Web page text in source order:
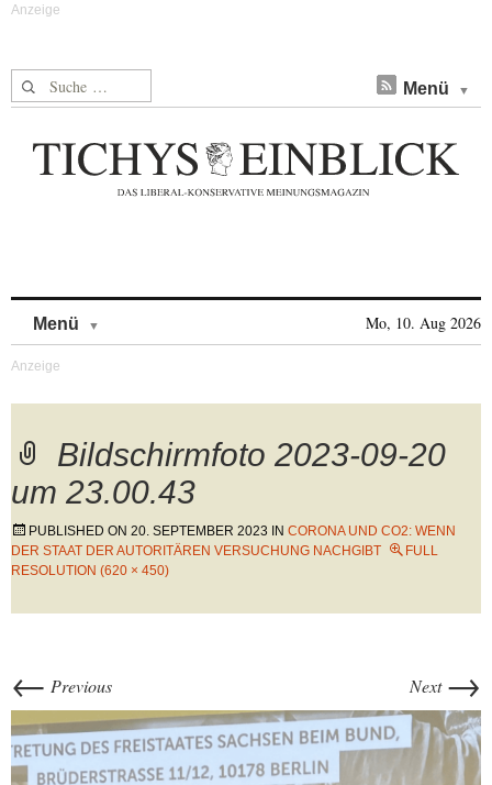
Suche nach: Menü
Menü Mo, 10. Aug 2026
Bildschirmfoto 2023-09-20
um 23.00.43
PUBLISHED ON 20. SEPTEMBER 2023 IN CORONA UND CO2: WENN
DER STAAT DER AUTORITÄREN VERSUCHUNG NACHGIBT
FULL
RESOLUTION (620 × 450)
← Previous Next →